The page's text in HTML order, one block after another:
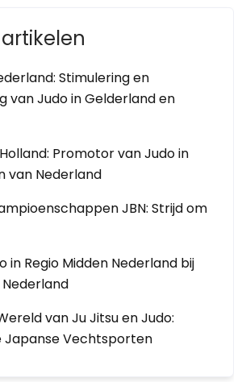
Stimulering en
van Judo in Gelderland en
Promotor van Judo in
van Nederland
JBN: Strijd om
in Regio Midden Nederland bij
Nederland
van Ju Jitsu en Judo:
Japanse Vechtsporten